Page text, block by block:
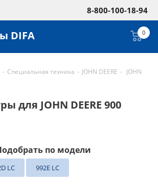
8-800-100-18-94
DIFA 0
- Специальная техника - JOHN DEERE - JOHN
для JOHN DEERE 900
по модели
LC 992E LC